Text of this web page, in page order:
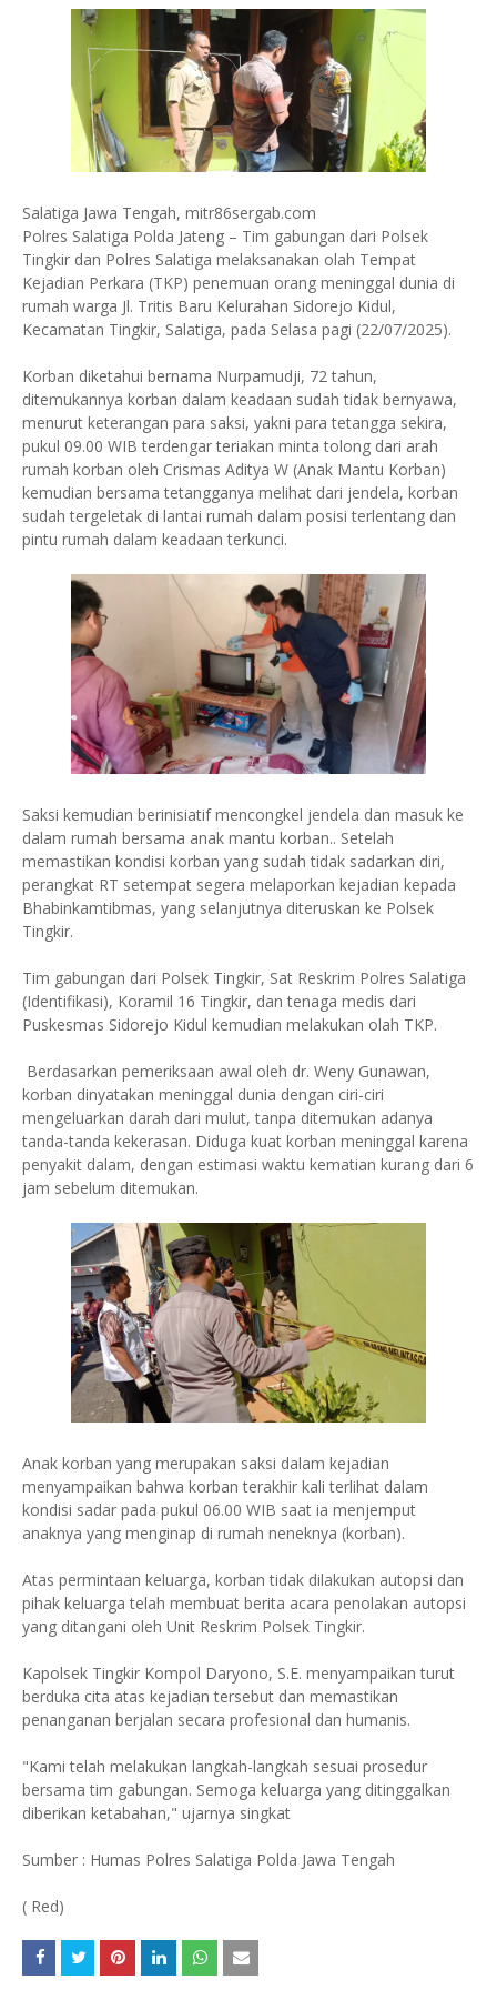
Salatiga Jawa Tengah, mitr86sergab.com
Polres Salatiga Polda Jateng – Tim gabungan dari Polsek
Tingkir dan Polres Salatiga melaksanakan olah Tempat
Kejadian Perkara (TKP) penemuan orang meninggal dunia di
rumah warga Jl. Tritis Baru Kelurahan Sidorejo Kidul,
Kecamatan Tingkir, Salatiga, pada Selasa pagi (22/07/2025).
Korban diketahui bernama Nurpamudji, 72 tahun,
ditemukannya korban dalam keadaan sudah tidak bernyawa,
menurut keterangan para saksi, yakni para tetangga sekira,
pukul 09.00 WIB terdengar teriakan minta tolong dari arah
rumah korban oleh Crismas Aditya W (Anak Mantu Korban)
kemudian bersama tetangganya melihat dari jendela, korban
sudah tergeletak di lantai rumah dalam posisi terlentang dan
pintu rumah dalam keadaan terkunci.
Saksi kemudian berinisiatif mencongkel jendela dan masuk ke
dalam rumah bersama anak mantu korban.. Setelah
memastikan kondisi korban yang sudah tidak sadarkan diri,
perangkat RT setempat segera melaporkan kejadian kepada
Bhabinkamtibmas, yang selanjutnya diteruskan ke Polsek
Tingkir.
Tim gabungan dari Polsek Tingkir, Sat Reskrim Polres Salatiga
(Identifikasi), Koramil 16 Tingkir, dan tenaga medis dari
Puskesmas Sidorejo Kidul kemudian melakukan olah TKP.
Berdasarkan pemeriksaan awal oleh dr. Weny Gunawan,
korban dinyatakan meninggal dunia dengan ciri-ciri
mengeluarkan darah dari mulut, tanpa ditemukan adanya
tanda-tanda kekerasan. Diduga kuat korban meninggal karena
penyakit dalam, dengan estimasi waktu kematian kurang dari 6
jam sebelum ditemukan.
Anak korban yang merupakan saksi dalam kejadian
menyampaikan bahwa korban terakhir kali terlihat dalam
kondisi sadar pada pukul 06.00 WIB saat ia menjemput
anaknya yang menginap di rumah neneknya (korban).
Atas permintaan keluarga, korban tidak dilakukan autopsi dan
pihak keluarga telah membuat berita acara penolakan autopsi
yang ditangani oleh Unit Reskrim Polsek Tingkir.
Kapolsek Tingkir Kompol Daryono, S.E. menyampaikan turut
berduka cita atas kejadian tersebut dan memastikan
penanganan berjalan secara profesional dan humanis.
"Kami telah melakukan langkah-langkah sesuai prosedur
bersama tim gabungan. Semoga keluarga yang ditinggalkan
diberikan ketabahan," ujarnya singkat
Sumber : Humas Polres Salatiga Polda Jawa Tengah
( Red)